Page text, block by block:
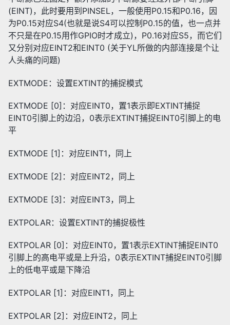
(EINT)，此时要用到PINSEL，一般使用P0.15和P0.16，因
为P0.15对应S4(也就是说S4可以控制P0.15的值，也一点并
不只是在P0.15用作GPIO时才成立)，P0.16对应S5，而它们
又分别对应EINT2和EINT0 (关于YL所做的内部连接是个让
人头痛的问题)
EXTMODE：设置EXTINT的捕捉模式
EXTMODE [0]：对应EINT0，置1表示即EXTINT捕捉
EINT0引脚上的边沿，0表示EXTINT捕捉EINT0引脚上的电
平
EXTMODE [1]：对应EINT1，同上
EXTMODE [2]：对应EINT2，同上
EXTMODE [3]：对应EINT3，同上
EXTPOLAR：设置EXTINT的捕捉极性
EXTPOLAR [0]：对应EINT0，置1表示EXTINT捕捉EINT0
引脚上的高电平或是上升沿，0表示EXTINT捕捉EINT0引脚
上的低电平或是下降沿
EXTPOLAR [1]：对应EINT1，同上
EXTPOLAR [2]：对应EINT2，同上